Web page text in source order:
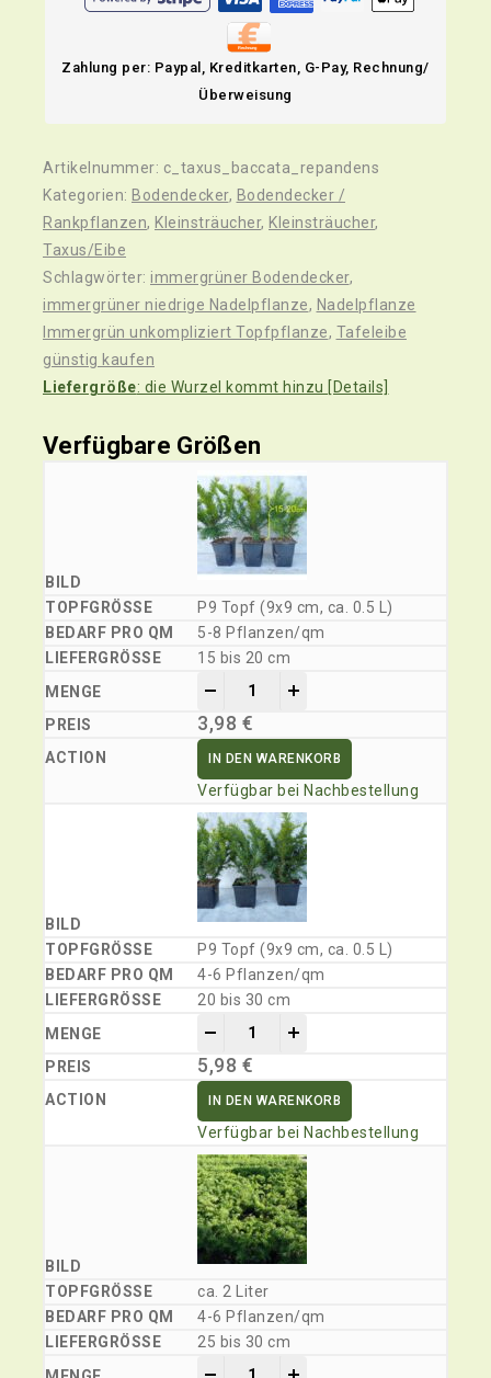
Zahlung per: Paypal, Kreditkarten, G-Pay, Rechnung/
Überweisung
Artikelnummer: c_taxus_baccata_repandens
Kategorien: Bodendecker, Bodendecker /
Rankpflanzen, Kleinsträucher, Kleinsträucher,
Taxus/Eibe
Schlagwörter: immergrüner Bodendecker,
immergrüner niedrige Nadelpflanze, Nadelpflanze
Immergrün unkompliziert Topfpflanze, Tafeleibe
günstig kaufen
Liefergröße: die Wurzel kommt hinzu [Details]
Verfügbare Größen
P9 Topf (9x9 cm, ca. 0.5 L)
5-8 Pflanzen/qm
15 bis 20 cm
3,98 €
IN DEN WARENKORB
Verfügbar bei Nachbestellung
P9 Topf (9x9 cm, ca. 0.5 L)
4-6 Pflanzen/qm
20 bis 30 cm
5,98 €
IN DEN WARENKORB
Verfügbar bei Nachbestellung
ca. 2 Liter
4-6 Pflanzen/qm
25 bis 30 cm